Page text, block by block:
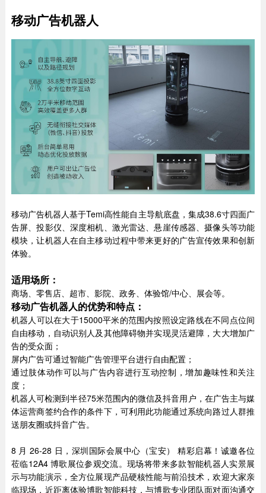
移动广告机器人
移动广告机器人基于Temi高性能自主导航底盘，集成38.6寸四面广
告屏、投影仪、深度相机、激光雷达、悬崖传感器、摄像头等功能
模块，让机器人在自主移动过程中带来更好的广告宣传效果和创新
体验。
适用场所：
商场、零售店、超市、影院、政务、体验馆/中心、展会等。
移动广告机器人的优势和特点：
机器人可以在大于15000平米的范围内按照设定路线在不同点位间
自由移动，自动识别人及其他障碍物并实现灵活避障，大大增加广
告的受众面；
屏内广告可通过智能广告管理平台进行自由配置；
通过肢体动作可以与广告内容进行互动控制，增加趣味性和关注
度；
机器人可检测到半径75米范围内的微信及抖音用户，在广告主与媒
体运营商签约合作的条件下，可利用此功能通过系统向路过人群推
送朋友圈或抖音广告。
8 月 26-28 日，深圳国际会展中心（宝安） 精彩启幕！诚邀各位
莅临12A4 博歌展位参观交流。现场将带来多款智能机器人实景展
示与功能演示，全方位展现产品硬核性能与前沿技术，欢迎大家亲
临现场，近距离体验博歌智能科技，与博歌专业团队面对面沟通交